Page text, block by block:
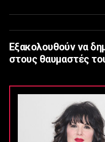
Eξακολουθούν να
στους θαυμαστές